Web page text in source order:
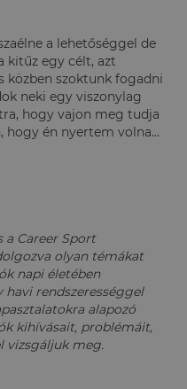
a lehetőséggel de
kitűz egy célt, azt
közben szoktunk fogadni
neki egy viszonylag
hogy vajon meg tudja
én nyertem volna...
a Career Sport
olyan témákat
napi életében
havi rendszerességgel
alapozó
kihívásait, problémáit,
vizsgáljuk meg.